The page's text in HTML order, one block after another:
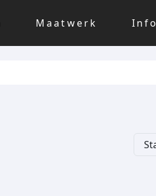
Maatwerk Info